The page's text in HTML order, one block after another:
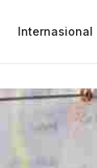
Internasional